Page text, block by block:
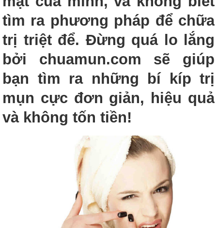
tìm ra phương pháp để chữa
trị triệt để. Đừng quá lo lắng
bởi chuamun.com sẽ giúp
bạn tìm ra những bí kíp trị
mụn cực đơn giản, hiệu quả
và không tốn tiền!